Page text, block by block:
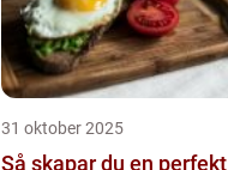
31 oktober 2025
Så skapar du en perfekt